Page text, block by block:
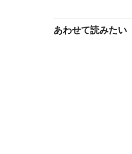
あわせて読みたい